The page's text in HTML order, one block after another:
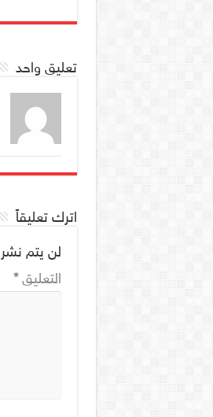
تعليق واحد
اترك تعليقاً
لن يتم
التعليق*